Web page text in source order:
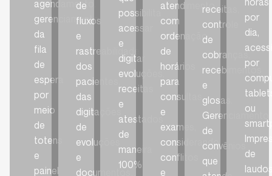
agendamento,
gerenciamento
da
fila
de
espera
por
meio
de
totens
e
painel
de
fluxos
e
rastreabilidade
dos
pacientes,
das
digitações
de
evoluções
e
documentos
possibilita
acessar
e
digitar
evoluções,
receitas
e
atestados
de
maneira
100%
atendimento
com
ordenação
de
horários
para
consultas
e
exames,
considerando
conflitos
e
receitas,
controle
de
cobranças,
recebimentos
e
glosas.
Gerenciamento
de
convênios
que
por
dia,
por
ou
de